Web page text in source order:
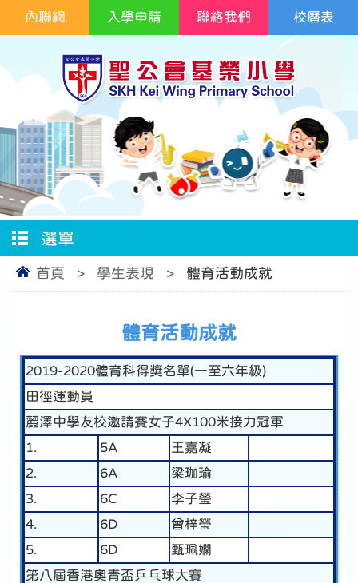
校曆表
內聯網 入學申請 聯絡我們
選單
首頁 > 學生表現 > 體育活動成就
體育活動成就
2019-2020體育科得獎名單(一至六年級)
田徑運動員
麗澤中學友校邀請賽女子4X100米接力冠軍
1.
5A
王嘉凝
2.
6A
梁珈瑜
3.
6C
李子瑩
4.
6D
曾梓瑩
5.
6D
甄珮嫻
第八屆香港奧青盃乒乓球大賽